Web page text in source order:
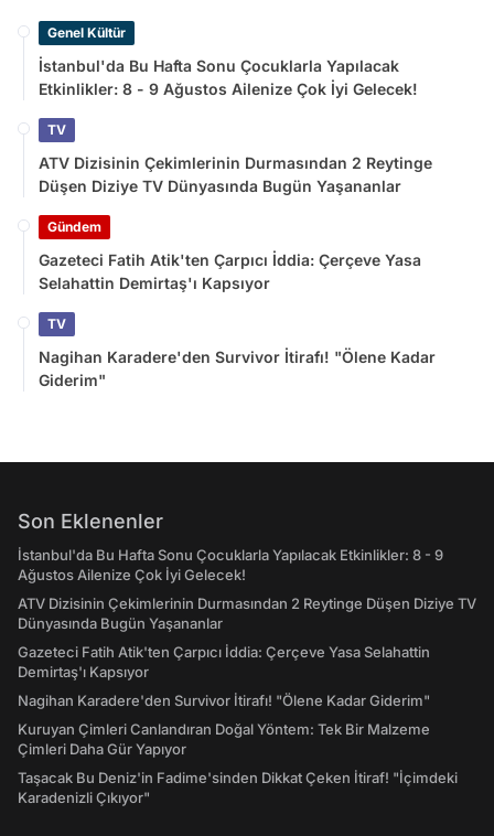
Genel Kültür
İstanbul'da Bu Hafta Sonu Çocuklarla Yapılacak
Etkinlikler: 8 - 9 Ağustos Ailenize Çok İyi Gelecek!
TV
ATV Dizisinin Çekimlerinin Durmasından 2 Reytinge
Düşen Diziye TV Dünyasında Bugün Yaşananlar
Gündem
Gazeteci Fatih Atik'ten Çarpıcı İddia: Çerçeve Yasa
Selahattin Demirtaş'ı Kapsıyor
TV
Nagihan Karadere'den Survivor İtirafı! "Ölene Kadar
Giderim"
Son Eklenenler
İstanbul'da Bu Hafta Sonu Çocuklarla Yapılacak Etkinlikler: 8 - 9
Ağustos Ailenize Çok İyi Gelecek!
ATV Dizisinin Çekimlerinin Durmasından 2 Reytinge Düşen Diziye TV
Dünyasında Bugün Yaşananlar
Gazeteci Fatih Atik'ten Çarpıcı İddia: Çerçeve Yasa Selahattin
Demirtaş'ı Kapsıyor
Nagihan Karadere'den Survivor İtirafı! "Ölene Kadar Giderim"
Kuruyan Çimleri Canlandıran Doğal Yöntem: Tek Bir Malzeme
Çimleri Daha Gür Yapıyor
Taşacak Bu Deniz'in Fadime'sinden Dikkat Çeken İtiraf! "İçimdeki
Karadenizli Çıkıyor"